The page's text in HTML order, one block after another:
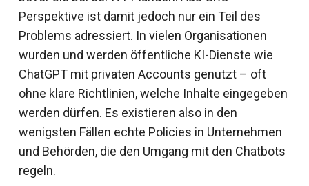
Perspektive ist damit jedoch nur ein Teil des
Problems adressiert. In vielen Organisationen
wurden und werden öffentliche KI-Dienste wie
ChatGPT mit privaten Accounts genutzt – oft
ohne klare Richtlinien, welche Inhalte eingegeben
werden dürfen. Es existieren also in den
wenigsten Fällen echte Policies in Unternehmen
und Behörden, die den Umgang mit den Chatbots
regeln.